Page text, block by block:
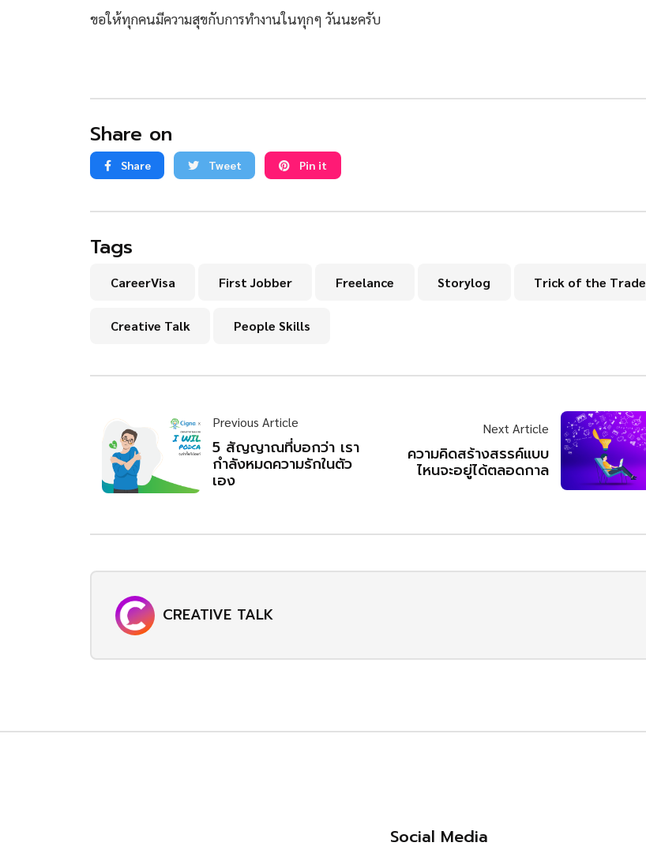
ขอให้ทุกคนมีความสุขกับการทำงานในทุกๆ วันนะครับ
Share on
Share Tweet Pin it
Tags
CareerVisa First Jobber Freelance Storylog Trick of the Trade
Creative Talk People Skills
Previous Article
5 สัญญาณที่บอกว่า เรา
กำลังหมดความรักในตัว
เอง
Next Article
ความคิดสร้างสรรค์แบบ
ไหนจะอยู่ได้ตลอดกาล
CREATIVE TALK
Social Media